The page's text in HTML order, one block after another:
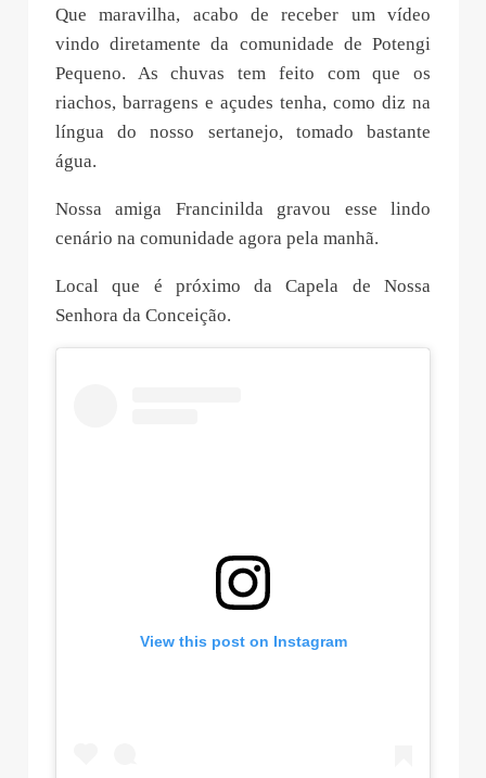
Que maravilha, acabo de receber um vídeo
vindo diretamente da comunidade de Potengi
Pequeno. As chuvas tem feito com que os
riachos, barragens e açudes tenha, como diz na
língua do nosso sertanejo, tomado bastante
água.
Nossa amiga Francinilda gravou esse lindo
cenário na comunidade agora pela manhã.
Local que é próximo da Capela de Nossa
Senhora da Conceição.
View this post on Instagram